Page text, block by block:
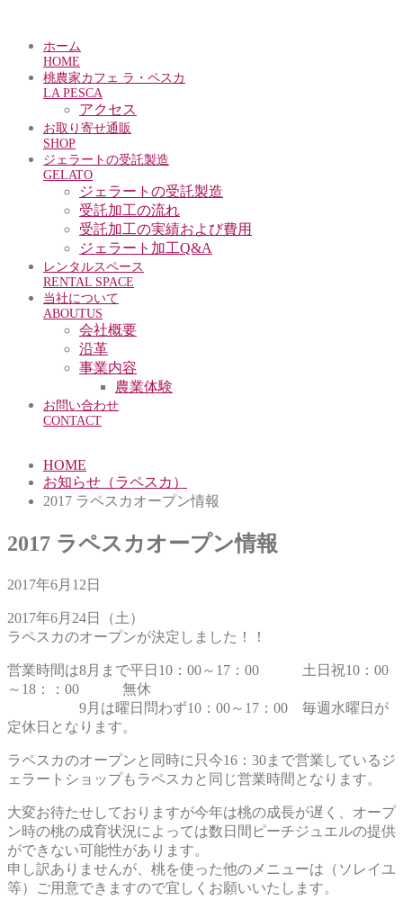
ホーム
HOME
桃農家カフェ ラ・ペスカ
LA PESCA
アクセス
お取り寄せ通販
SHOP
ジェラートの受託製造
GELATO
ジェラートの受託製造
受託加工の流れ
受託加工の実績および費用
ジェラート加工Q&A
レンタルスペース
RENTAL SPACE
当社について
ABOUTUS
会社概要
沿革
事業内容
農業体験
お問い合わせ
CONTACT
HOME
お知らせ（ラペスカ）
2017 ラペスカオープン情報
2017 ラペスカオープン情報
2017年6月12日
2017年6月24日（土）
ラペスカのオープンが決定しました！！
営業時間は8月まで平日10：00～17：00 土日祝10：00
～18：：00 無休
9月は曜日問わず10：00～17：00 毎週水曜日が
定休日となります。
ラペスカのオープンと同時に只今16：30まで営業しているジ
ェラートショップもラペスカと同じ営業時間となります。
大変お待たせしておりますが今年は桃の成長が遅く、オープ
ン時の桃の成育状況によっては数日間ピーチジュエルの提供
ができない可能性があります。
申し訳ありませんが、桃を使った他のメニューは（ソレイユ
等）ご用意できますので宜しくお願いいたします。